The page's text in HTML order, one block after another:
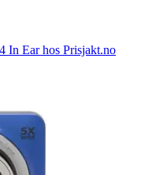
In Ear hos Prisjakt.no